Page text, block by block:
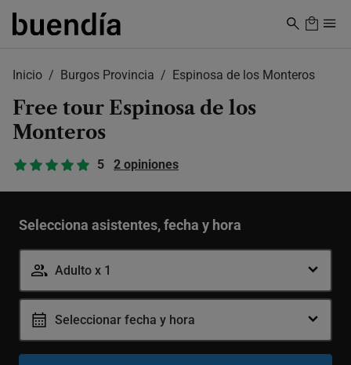
Skip
Inicio Burgos Provincia Espinosa de los Monteros
Free tour Espinosa de los
Monteros
5 2 opiniones
Selecciona asistentes, fecha y hora
Adulto x 1
Adulto
7-99 años -
Seleccionar fecha y hora